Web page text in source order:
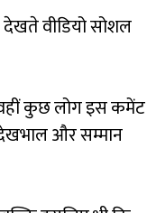
देखते वीडियो सोशल
कुछ लोग इस कमेंट
और सम्मान